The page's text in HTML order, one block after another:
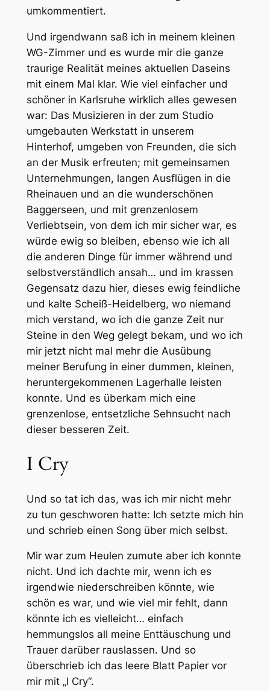
umkommentiert.
Und irgendwann saß ich in meinem kleinen
WG-Zimmer und es wurde mir die ganze
traurige Realität meines aktuellen Daseins
mit einem Mal klar. Wie viel einfacher und
schöner in Karlsruhe wirklich alles gewesen
war: Das Musizieren in der zum Studio
umgebauten Werkstatt in unserem
Hinterhof, umgeben von Freunden, die sich
an der Musik erfreuten; mit gemeinsamen
Unternehmungen, langen Ausflügen in die
Rheinauen und an die wunderschönen
Baggerseen, und mit grenzenlosem
Verliebtsein, von dem ich mir sicher war, es
würde ewig so bleiben, ebenso wie ich all
die anderen Dinge für immer während und
selbstverständlich ansah… und im krassen
Gegensatz dazu hier, dieses ewig feindliche
und kalte Scheiß-Heidelberg, wo niemand
mich verstand, wo ich die ganze Zeit nur
Steine in den Weg gelegt bekam, und wo ich
mir jetzt nicht mal mehr die Ausübung
meiner Berufung in einer dummen, kleinen,
heruntergekommenen Lagerhalle leisten
konnte. Und es überkam mich eine
grenzenlose, entsetzliche Sehnsucht nach
dieser besseren Zeit.
I Cry
Und so tat ich das, was ich mir nicht mehr
zu tun geschworen hatte: Ich setzte mich hin
und schrieb einen Song über mich selbst.
Mir war zum Heulen zumute aber ich konnte
nicht. Und ich dachte mir, wenn ich es
irgendwie niederschreiben könnte, wie
schön es war, und wie viel mir fehlt, dann
könnte ich es vielleicht… einfach
hemmungslos all meine Enttäuschung und
Trauer darüber rauslassen. Und so
überschrieb ich das leere Blatt Papier vor
mir mit „I Cry“.